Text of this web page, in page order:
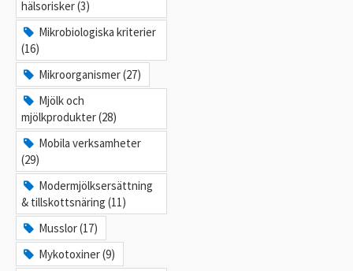
hälsorisker (3)
Mikrobiologiska kriterier
(16)
Mikroorganismer (27)
Mjölk och
mjölkprodukter (28)
Mobila verksamheter
(29)
Modermjölksersättning
& tillskottsnäring (11)
Musslor (17)
Mykotoxiner (9)